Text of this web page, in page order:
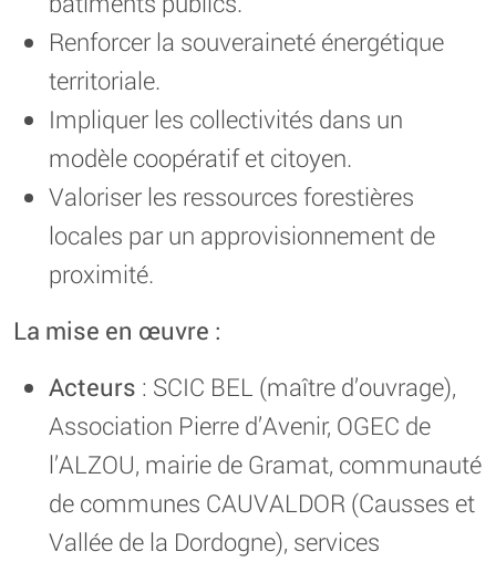
Renforcer la souveraineté énergétique
territoriale.
Impliquer les collectivités dans un
modèle coopératif et citoyen.
Valoriser les ressources forestières
locales par un approvisionnement de
proximité.
La mise en œuvre :
Acteurs : SCIC BEL (maître d’ouvrage),
Association Pierre d’Avenir, OGEC de
l’ALZOU, mairie de Gramat, communauté
de communes CAUVALDOR (Causses et
Vallée de la Dordogne), services